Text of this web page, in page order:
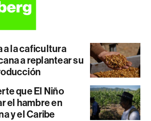
a la caficultura
a replantear su
que El Niño
el hambre en
y el Caribe